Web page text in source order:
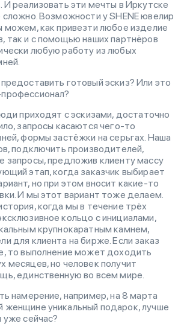
И реализовать эти мечты в Иркутске
сложно. Возможности у SHENE ювелир
можем, как привезти любое изделие
так и с помощью наших партнёров
любую работу из любых
готовый эскиз? Или это
приходят с эскизами, достаточно
запросы касаются чего-то
формы застёжки на серьгах. Наша
подключить производителей,
запросы, предложив клиенту массу
этап, когда заказчик выбирает
но при этом вносит какие-то
И мы этот вариант тоже делаем.
когда мы в течение трёх
кольцо с инициалами,
крупнокаратным камнем,
для клиента на бирже. Если заказ
то выполнение может доходить
месяцев, но человек получит
единственную во всем мире.
намерение, например, на 8 марта
женщине уникальный подарок, лучше
уже сейчас?